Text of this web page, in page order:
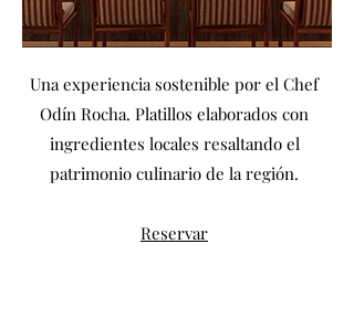
Una experiencia sostenible por el Chef
Odín Rocha. Platillos elaborados con
ingredientes locales resaltando el
patrimonio culinario de la región.
Reservar